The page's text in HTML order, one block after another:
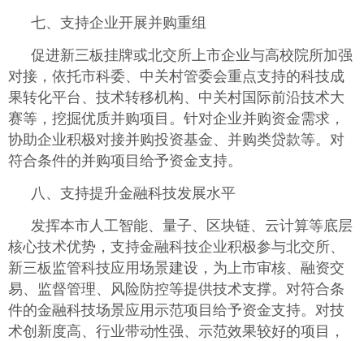
七、支持企业开展并购重组
促进新三板挂牌或北交所上市企业与高校院所加强
对接，依托市科委、中关村管委会重点支持的科技成
果转化平台、技术转移机构、中关村国际前沿技术大
赛等，挖掘优质并购项目。针对企业并购资金需求，
协助企业积极对接并购投资基金、并购类贷款等。对
符合条件的并购项目给予资金支持。
八、支持提升金融科技发展水平
发挥本市人工智能、量子、区块链、云计算等底层
核心技术优势，支持金融科技企业积极参与北交所、
新三板监管科技应用场景建设，为上市审核、融资交
易、监督管理、风险防控等提供技术支撑。对符合条
件的金融科技场景应用示范项目给予资金支持。对技
术创新度高、行业带动性强、示范效果较好的项目，